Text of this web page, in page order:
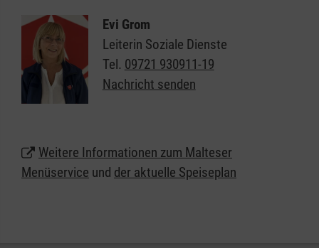
leckere Menü-Auswahl und nicht zuletzt für die
Freude am persönlichen Kontakt.
Lassen Sie sich beraten und erhalten weitere
Informationen zum Malteser Menüservice in
Rufen Sie uns jetzt gebührenfrei unter0800 3020103
an und bestellen Sie Ihr erstes Menü.
Evi Grom
Leiterin Soziale Dienste
Tel. 09721 930911-19
Nachricht senden
Weitere Informationen zum Malteser
Menüservice und der aktuelle Speiseplan